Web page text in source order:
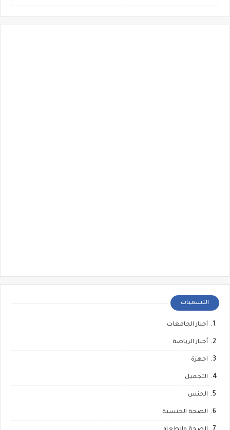
التسميات
أخبار الجامعات
أخبار الرياضة
اجهزة
التجميل
الجنس
الصحة الجنسية